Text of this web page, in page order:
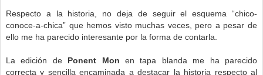
Respecto a la historia, no deja de seguir el esquema “chico-
conoce-a-chica” que hemos visto muchas veces, pero a pesar de
ello me ha parecido interesante por la forma de contarla.
La edición de Ponent Mon en tapa blanda me ha parecido
correcta y sencilla encaminada a destacar la historia respecto al